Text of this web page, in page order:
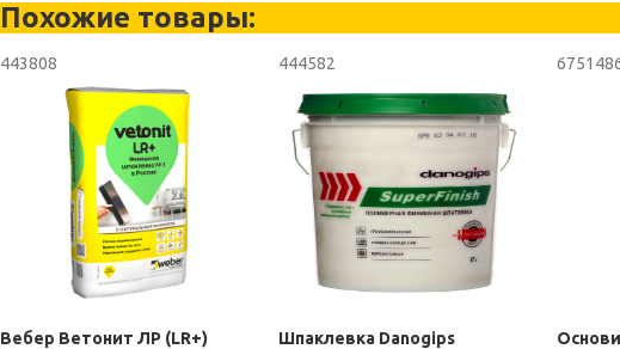
Похожие товары:
443808
Вебер Ветонит ЛР (LR+)
444582
Шпаклевка Danogips